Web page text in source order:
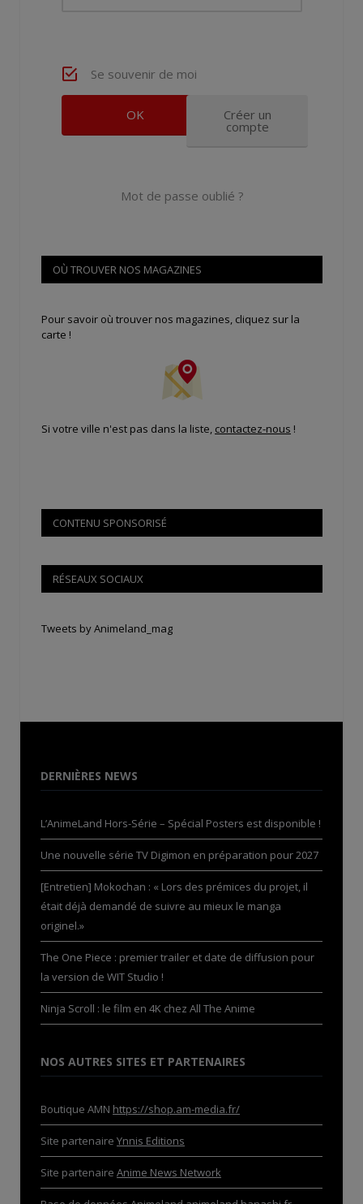
Se souvenir de moi
Créer un
compte
Mot de passe oublié ?
OÙ TROUVER NOS MAGAZINES
Pour savoir où trouver nos magazines, cliquez sur la
carte !
Si votre ville n'est pas dans la liste, contactez-nous !
CONTENU SPONSORISÉ
RÉSEAUX SOCIAUX
Tweets by Animeland_mag
DERNIÈRES NEWS
L’AnimeLand Hors-Série – Spécial Posters est disponible !
Une nouvelle série TV Digimon en préparation pour 2027
[Entretien] Mokochan : « Lors des prémices du projet, il
était déjà demandé de suivre au mieux le manga
originel.»
The One Piece : premier trailer et date de diffusion pour
la version de WIT Studio !
Ninja Scroll : le film en 4K chez All The Anime
NOS AUTRES SITES ET PARTENAIRES
Boutique AMN https://shop.am-media.fr/
Site partenaire Ynnis Editions
Site partenaire Anime News Network